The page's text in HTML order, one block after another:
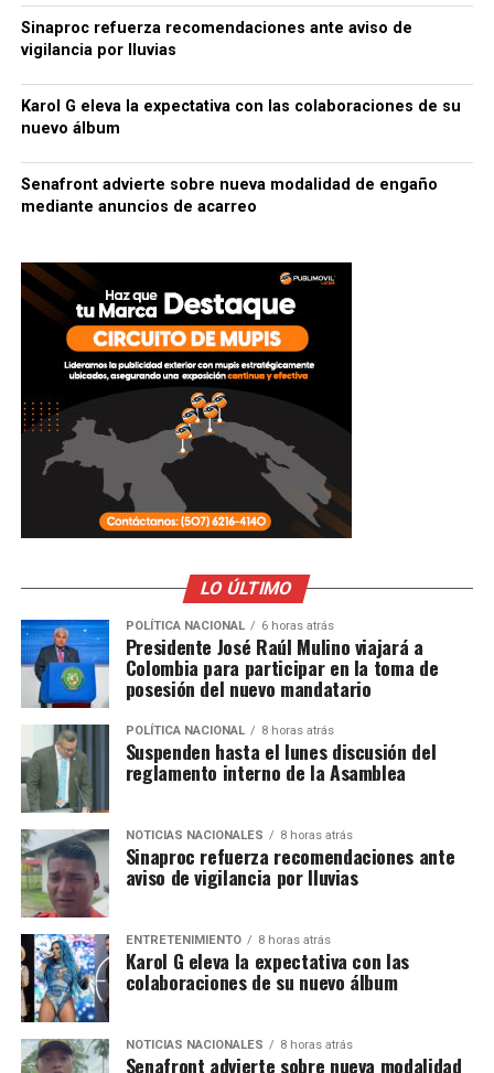
Sinaproc refuerza recomendaciones ante aviso de
vigilancia por lluvias
Karol G eleva la expectativa con las colaboraciones de su
nuevo álbum
Senafront advierte sobre nueva modalidad de engaño
mediante anuncios de acarreo
LO ÚLTIMO
POLÍTICA NACIONAL 6 horas atrás
Presidente José Raúl Mulino viajará a
Colombia para participar en la toma de
posesión del nuevo mandatario
POLÍTICA NACIONAL 8 horas atrás
Suspenden hasta el lunes discusión del
reglamento interno de la Asamblea
NOTICIAS NACIONALES 8 horas atrás
Sinaproc refuerza recomendaciones ante
aviso de vigilancia por lluvias
ENTRETENIMIENTO 8 horas atrás
Karol G eleva la expectativa con las
colaboraciones de su nuevo álbum
NOTICIAS NACIONALES 8 horas atrás
Senafront advierte sobre nueva modalidad